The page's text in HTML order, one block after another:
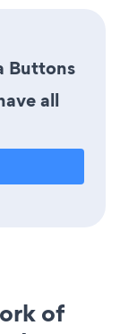
Buttons
all
of